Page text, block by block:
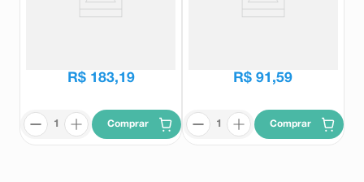
Afetus 100mg 30 Comprimidos
R$ 183,19
Comprar
Afetus 50mg 30 Comprimidos
R$ 91 ,59
Comprar